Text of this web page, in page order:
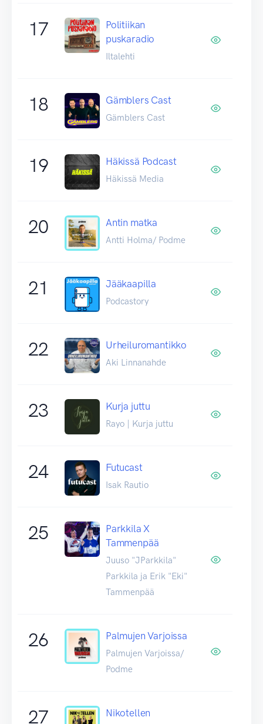
17
Politiikan
puskaradio
Iltalehti
18 Gämblers Cast
Gämblers Cast
19 Häkissä Podcast
Häkissä Media
20 Antin matka
Antti Holma/ Podme
21 Jääkaapilla
Podcastory
22 Urheiluromantikko
Aki Linnanahde
23 Kurja juttu
Rayo | Kurja juttu
24 Futucast
Isak Rautio
25
Parkkila X
Tammenpää
Juuso "JParkkila"
Parkkila ja Erik "Eki"
Tammenpää
26 Palmujen Varjoissa
Palmujen Varjoissa/
Podme
27 Nikotellen